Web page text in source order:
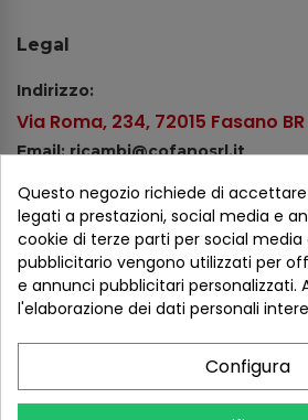
Legal
Indirizzo:
Via Roma, 234, 72015 Fasano BR
Email: ricambi@cofanosrl.it
Tel.: +39 080 44 13 478
WhatsApp: +39 334 98 51 100
Metodi di pagamento
Questo negozio richiede di
legati a prestazioni, social media e
cookie di terze parti per social media
pubblicitario vengono utilizzati per
e annunci pubblicitari personalizzati.
l'elaborazione dei dati personali
Configura